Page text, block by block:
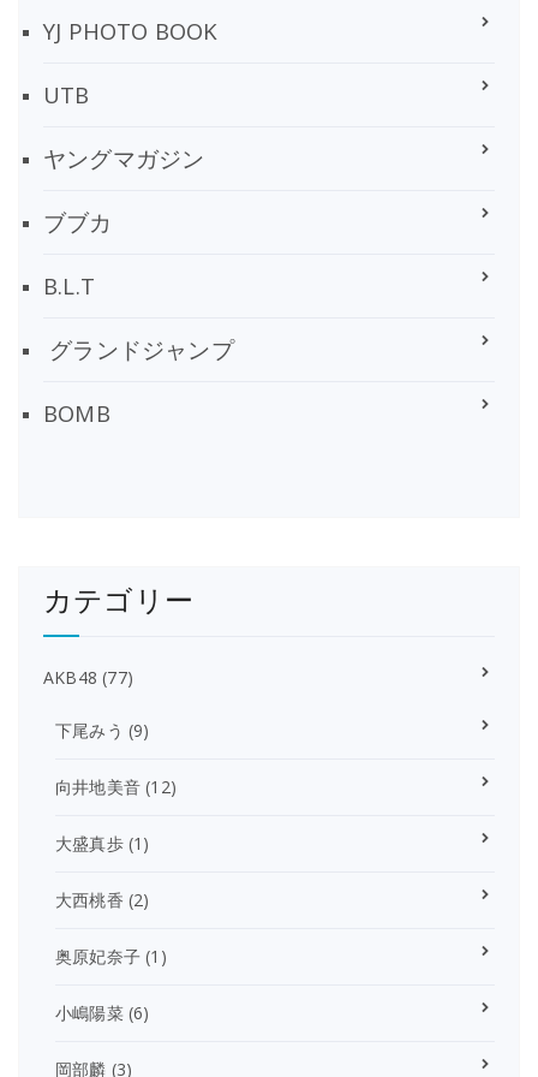
YJ PHOTO BOOK
UTB
ヤングマガジン
ブブカ
B.L.T
グランドジャンプ
BOMB
カテゴリー
AKB48 (77)
下尾みう (9)
向井地美音 (12)
大盛真歩(1)
大西桃香 (2)
奥原妃奈子 (1)
小嶋陽菜(6)
岡部麟 (3)